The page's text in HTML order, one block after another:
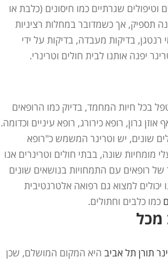
וטיפולים שגרתיים כמו חיסונים (כלבת או
תספיק, אך כשמדובר במחלות רציניות
רנטגן, בדיקות מעבדה, בדיקות על ידי
יפנה אותנו לבית חולים וטרינרי.
בכל חיות המחמד, בדיוק כמו הרופאים
גרון, רופא כירורג, רופא עיניים וכדומה.
שונים, יש וטרינר המשמש כ"רופא
מומחיות שונה, בבתי חולים וטרינרים אנו
של רופאים עם התמחויות בנושאים שונים
יכולים למצוא גם רפואה אלטרנטיבית
כמו כלבים וחתולים.
מכל
תורן תל אביב היא המקום המושלם, שכן